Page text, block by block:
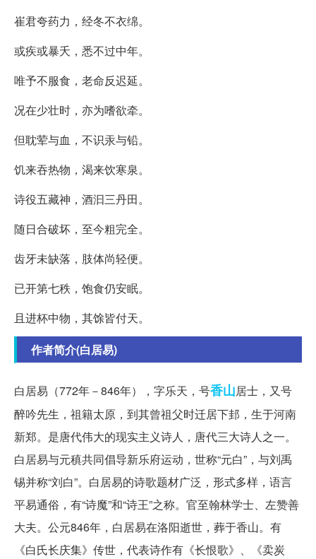
崔君夸药力，经冬不衣绵。
或疾或暴夭，悉不过中年。
唯予不服食，老命反迟延。
况在少壮时，亦为嗜欲牵。
但耽荤与血，不识汞与铅。
饥来吞热物，渴来饮寒泉。
诗役五藏神，酒汩三丹田。
随日合破坏，至今粗完全。
齿牙未缺落，肢体尚轻便。
已开第七秩，饱食仍安眠。
且进杯中物，其馀皆付天。
作者简介(白居易)
白居易（772年－846年），字乐天，号香山居士，又号
醉吟先生，祖籍太原，到其曾祖父时迁居下邽，生于河南
新郑。是唐代伟大的现实主义诗人，唐代三大诗人之一。
白居易与元稹共同倡导新乐府运动，世称“元白”，与刘禹
锡并称“刘白”。白居易的诗歌题材广泛，形式多样，语言
平易通俗，有“诗魔”和“诗王”之称。官至翰林学士、左赞善
大夫。公元846年，白居易在洛阳逝世，葬于香山。有
《白氏长庆集》传世，代表诗作有《长恨歌》、《卖炭